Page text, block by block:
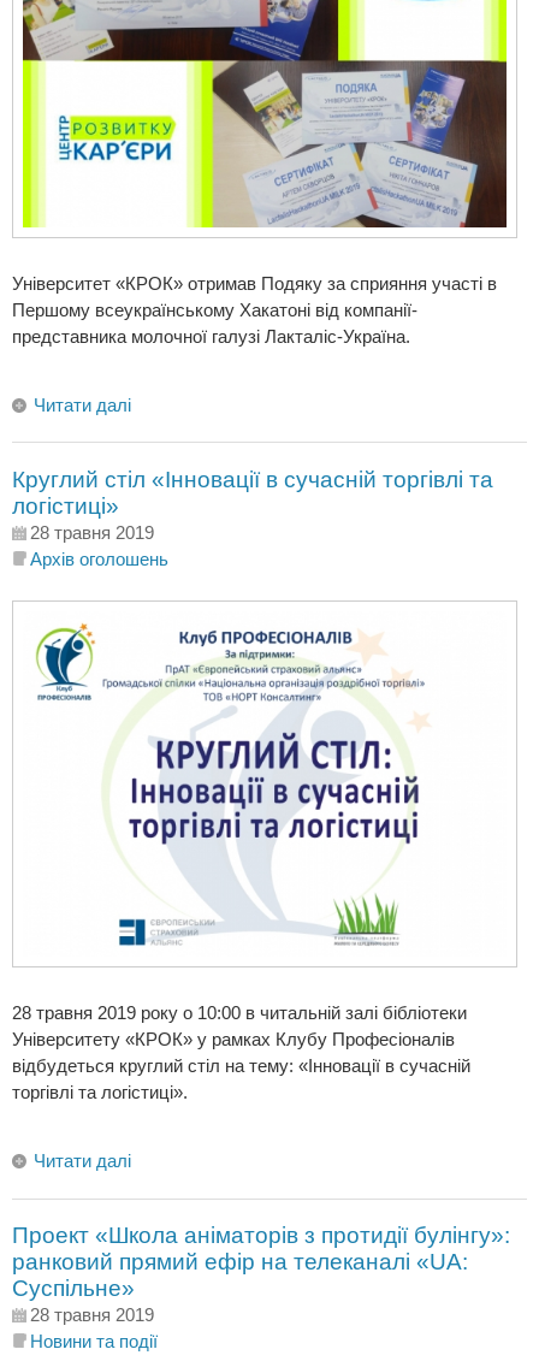
Університет «КРОК» отримав Подяку за сприяння участі в
Першому всеукраїнському Хакатоні від компанії-
представника молочної галузі Лакталіс-Україна.
Читати далі
Круглий стіл «Інновації в сучасній торгівлі та
логістиці»
28 травня 2019
Архів оголошень
28 травня 2019 року о 10:00 в читальній залі бібліотеки
Університету «КРОК» у рамках Клубу Професіоналів
відбудеться круглий стіл на тему: «Інновації в сучасній
торгівлі та логістиці».
Читати далі
Проект «Школа аніматорів з протидії булінгу»:
ранковий прямий ефір на телеканалі «UA:
Суспільне»
28 травня 2019
Новини та події